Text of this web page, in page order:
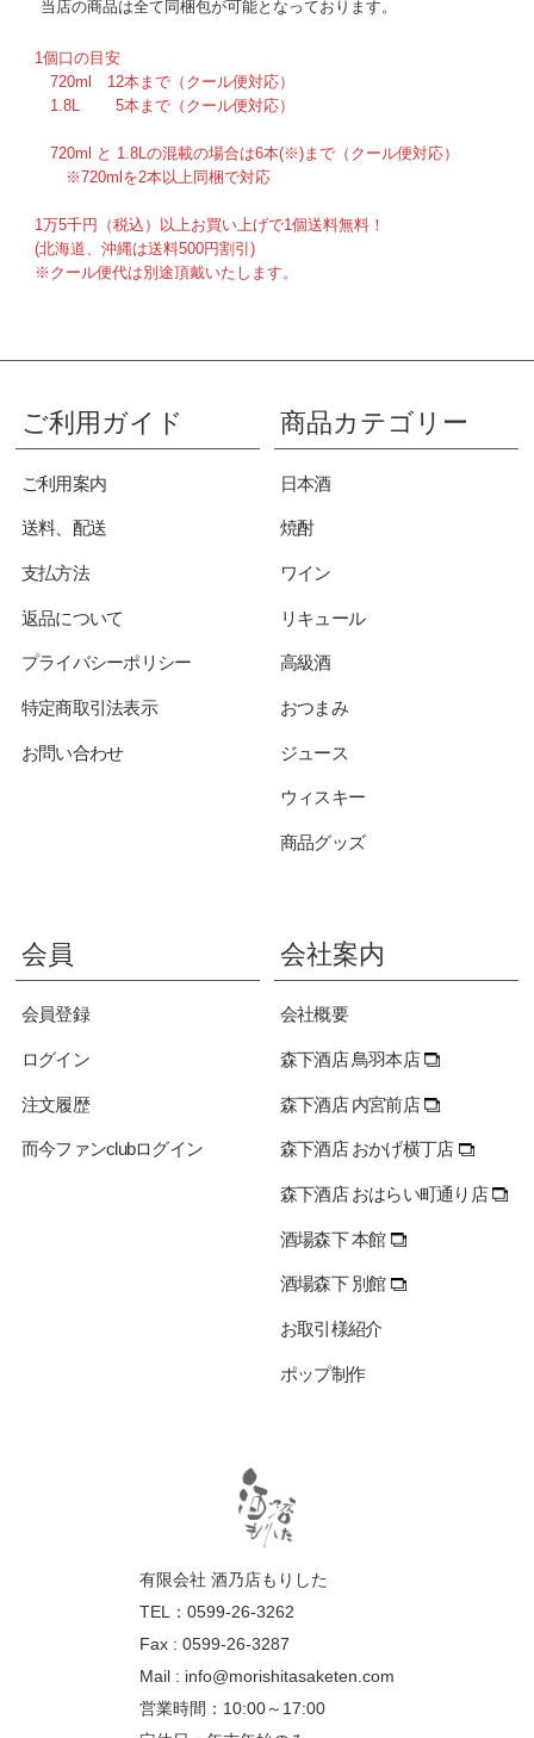
当店の商品は全て 同梱包が可能となっております。
1個口の目安
720ml 12本まで（クール便対応）
1.8L 5本まで（クール便対応）
720ml と 1.8Lの混載の場合は6本(※)まで（クール便対応）
※720mlを2本以上同梱で対応
1万5千円（税込）以上お買い上げで1個送料無料！
(北海道、沖縄は送料500円割引)
※クール便代は別途頂戴いたします。
ご利用ガイド
ご利用案内
送料、配送
支払方法
返品について
プライバシーポリシー
特定商取引法表示
お問い合わせ
商品カテゴリー
日本酒
焼酎
ワイン
リキュール
高級酒
おつまみ
ジュース
ウィスキー
商品グッズ
会員
会員登録
ログイン
注文履歴
而今ファンclubログイン
会社案内
会社概要
森下酒店 鳥羽本店
森下酒店 内宮前店
森下酒店 おかげ横丁店
森下酒店 おはらい町通り店
酒場森下 本館
酒場森下 別館
お取引様紹介
ポップ制作
有限会社 酒乃店もりした
TEL：0599-26-3262
Fax : 0599-26-3287
Mail : info@morishitasaketen.com
営業時間：10:00～17:00